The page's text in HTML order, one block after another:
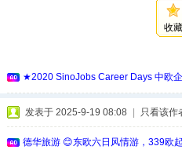
收
★2020 SinoJobs Career Days 中欧
发表于 2025-9-19 08:08 只看该作
德华旅游 😊东欧六日风情游，339欧